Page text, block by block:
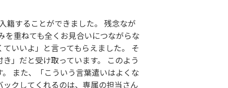
籍することができました。 残念なが
重ねても全くお見合いにつながらな
いいよ」と言ってもらえました。 そ
」だと受け取っています。 このよう
また、「こういう言葉遣いはよくな
クしてくれるのは、専属の担当さん